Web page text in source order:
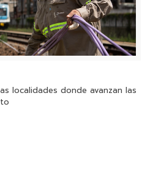
localidades donde avanzan las